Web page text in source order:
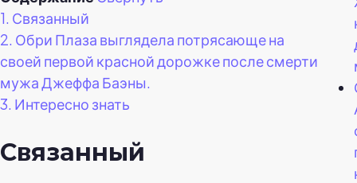
1. Связанный
2. Обри Плаза выглядела потрясающе на
своей первой красной дорожке после смерти
мужа Джеффа Баэны.
3. Интересно знать
Связанный